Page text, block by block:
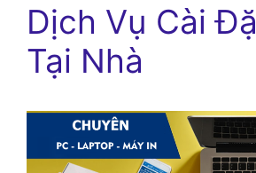
Dịch Vụ Cài
Tại Nhà